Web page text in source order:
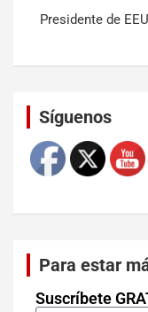
Presidente de
Síguenos
Para estar
Suscríbete